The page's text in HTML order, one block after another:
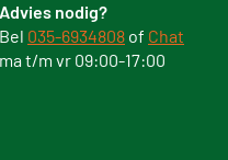
Advies nodig?
Bel 035-6934808 of Chat
ma t/m vr 09:00-17:00